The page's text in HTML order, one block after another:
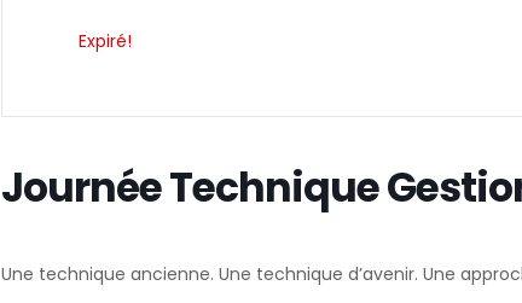
Expiré!
Journée Technique
Une technique ancienne. Une technique d’avenir. Une